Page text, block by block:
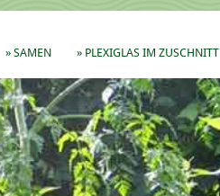
» SAMEN » PLEXIGLAS IM ZUSCHNITT